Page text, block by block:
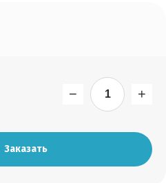
− +
Заказать